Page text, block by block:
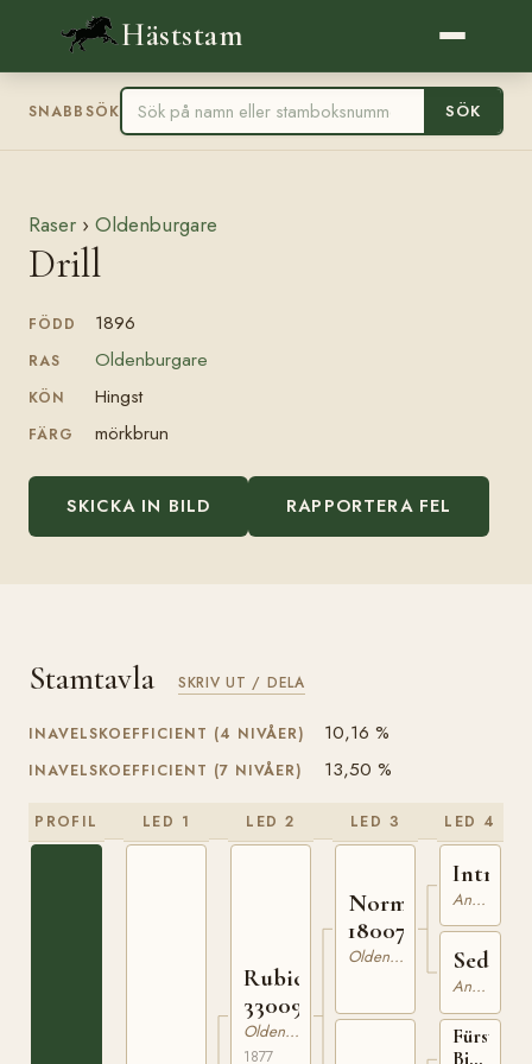
Häststam
SNABBSÖK SÖK
Raser › Oldenburgare
Drill
FÖDD 1896
RAS Oldenburgare
KÖN Hingst
FÄRG mörkbrun
SKICKA IN BILD RAPPORTERA FEL
Stamtavla SKRIV UT / DELA
INAVELSKOEFFICIENT (4 NIVÅER) 10,16 %
INAVELSKOEFFICIENT (7 NIVÅER) 13,50 %
PROFIL LED 1 LED 2
Rubico
330095277
Oldenburgare
1877
LED 3
Normann
180071068
Oldenburgare
LED 4
Anglonormand
Anglonormand
Fürst
Bismarck